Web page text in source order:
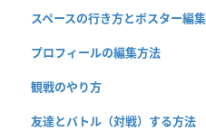
スペースの行き方とポスター編
プロフィールの編集方法
観戦のやり方
友達とバトル（対戦）する方法